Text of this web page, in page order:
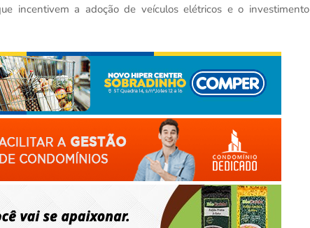
incentivem a adoção de veículos elétricos e o investimento